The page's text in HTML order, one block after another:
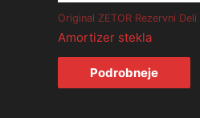
Original ZETOR Rezervni Deli
Amortizer stekla
Podrobneje